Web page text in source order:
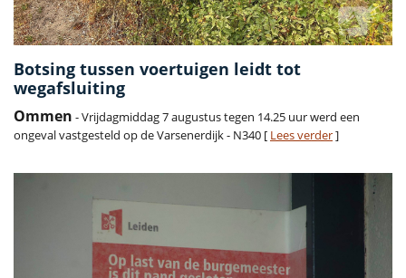
Botsing tussen voertuigen leidt tot
wegafsluiting
Ommen - Vrijdagmiddag 7 augustus tegen 14.25 uur werd een
ongeval vastgesteld op de Varsenerdijk - N340 [ Lees verder]